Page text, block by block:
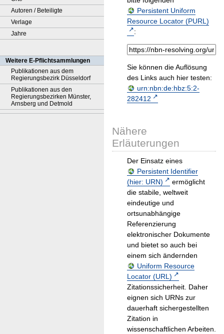
Autoren / Beteiligte
Verlage
Jahre
Weitere E-Pflichtsammlungen
Publikationen aus dem
Regierungsbezirk Düsseldorf
Publikationen aus den
Regierungsbezirken Münster,
Arnsberg und Detmold
Persistent Uniform
Resource Locator (PURL)
:
Sie können die Auflösung
des Links auch hier testen:
urn:nbn:de:hbz:5:2-
282412
Nähere
Erläuterungen
Der Einsatz eines
Persistent Identifier
(hier: URN)
ermöglicht
die stabile, weltweit
eindeutige und
ortsunabhängige
Referenzierung
elektronischer Dokumente
und bietet so auch bei
einem sich ändernden
Uniform Resource
Locator (URL)
Zitationssicherheit. Daher
eignen sich URNs zur
dauerhaft sichergestellten
Zitation in
wissenschaftlichen Arbeiten.